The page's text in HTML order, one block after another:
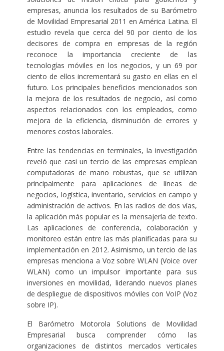
empresas, anuncia los resultados de su Barómetro
de Movilidad Empresarial 2011 en América Latina. El
estudio revela que cerca del 90 por ciento de los
decisores de compra en empresas de la región
reconoce la importancia creciente de las
tecnologías móviles en los negocios, y un 69 por
ciento de ellos incrementará su gasto en ellas en el
futuro. Los principales beneficios mencionados son
la mejora de los resultados de negocio, así como
aspectos relacionados con los empleados, como
mejora de la eficiencia, disminución de errores y
menores costos laborales.
Entre las tendencias en terminales, la investigación
reveló que casi un tercio de las empresas emplean
computadoras de mano robustas, que se utilizan
principalmente para aplicaciones de líneas de
negocios, logística, inventario, servicios en campo y
administración de activos. En las radios de dos vías,
la aplicación más popular es la mensajería de texto.
Las aplicaciones de conferencia, colaboración y
monitoreo están entre las más planificadas para su
implementación en 2012. Asimismo, un tercio de las
empresas menciona a Voz sobre WLAN (Voice over
WLAN) como un impulsor importante para sus
inversiones en movilidad, liderando nuevos planes
de despliegue de dispositivos móviles con VoIP (Voz
sobre IP).
El Barómetro Motorola Solutions de Movilidad
Empresarial busca comprender cómo las
organizaciones de distintos mercados verticales